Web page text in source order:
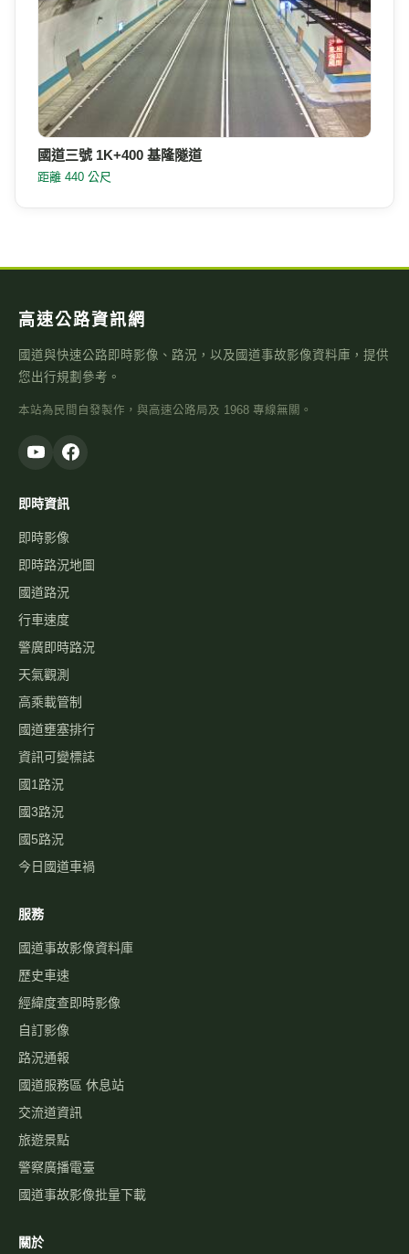
國道三號 1K+400 基隆隧道
距離 440 公尺
高速公路資訊網
國道與快速公路即時影像、路況，以及國道事故影像資料庫，提供
您出行規劃參考。
本站為民間自發製作，與高速公路局及 1968 專線無關。
即時資訊
即時影像
即時路況地圖
國道路況
行車速度
警廣即時路況
天氣觀測
高乘載管制
國道壅塞排行
資訊可變標誌
國1路況
國3路況
國5路況
今日國道車禍
服務
國道事故影像資料庫
歷史車速
經緯度查即時影像
自訂影像
路況通報
國道服務區 休息站
交流道資訊
旅遊景點
警察廣播電臺
國道事故影像批量下載
關於